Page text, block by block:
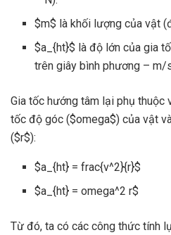
$m$ là khối lượng của vật
$a_{ht}$ là độ lớn của gia
trên giây bình phương – m/
Gia tốc hướng tâm lại phụ thuộc
tốc độ góc ($omega$) của vật
($r$):
$a_{ht} = frac{v^2}{r}$
$a_{ht} = omega^2 r$
Từ đó, ta có các công thức tính